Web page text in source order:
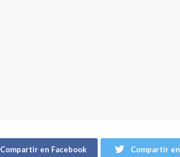
Compartir en Facebook Compartir